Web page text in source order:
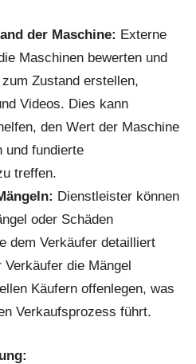
der Maschine: Externe
Maschinen bewerten und
Zustand erstellen,
Videos. Dies kann
den Wert der Maschine
und fundierte
treffen.
Dienstleister können
oder Schäden
dem Verkäufer detailliert
die Mängel
Käufern offenlegen, was
Verkaufsprozess führt.